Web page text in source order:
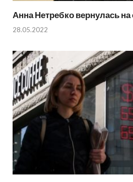
Анна Нетребко вернулась на
28.05.2022